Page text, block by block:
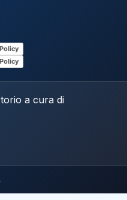
a cura di